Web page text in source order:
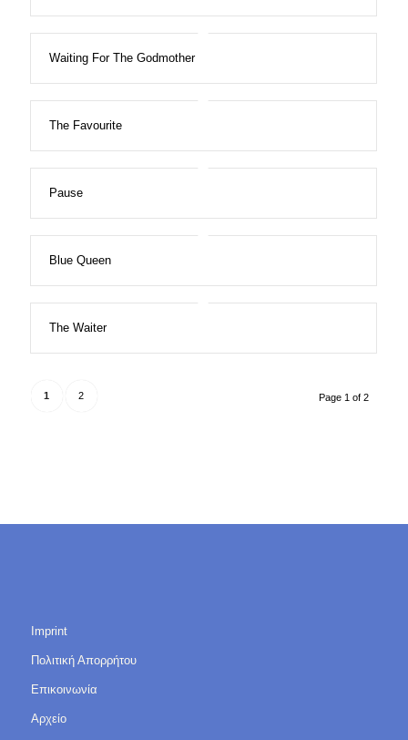
Waiting For The Godmother
The Favourite
Pause
Blue Queen
The Waiter
Page 1 of 2
1 2
Imprint
Πολιτική Απορρήτου
Επικοινωνία
Αρχείο